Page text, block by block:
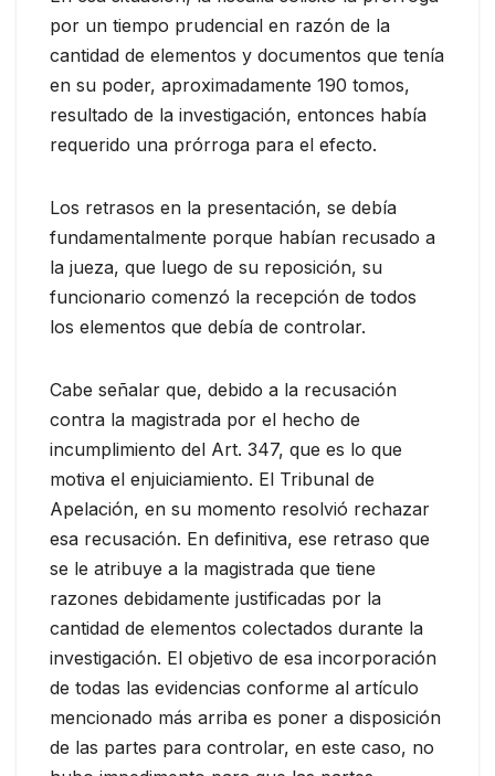
por un tiempo prudencial en razón de la
cantidad de elementos y documentos que tenía
en su poder, aproximadamente 190 tomos,
resultado de la investigación, entonces había
requerido una prórroga para el efecto.
Los retrasos en la presentación, se debía
fundamentalmente porque habían recusado a
la jueza, que luego de su reposición, su
funcionario comenzó la recepción de todos
los elementos que debía de controlar.
Cabe señalar que, debido a la recusación
contra la magistrada por el hecho de
incumplimiento del Art. 347, que es lo que
motiva el enjuiciamiento. El Tribunal de
Apelación, en su momento resolvió rechazar
esa recusación. En definitiva, ese retraso que
se le atribuye a la magistrada que tiene
razones debidamente justificadas por la
cantidad de elementos colectados durante la
investigación. El objetivo de esa incorporación
de todas las evidencias conforme al artículo
mencionado más arriba es poner a disposición
de las partes para controlar, en este caso, no